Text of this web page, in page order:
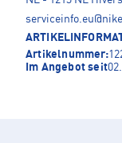
Artikelnummer:
Im Angebot seit